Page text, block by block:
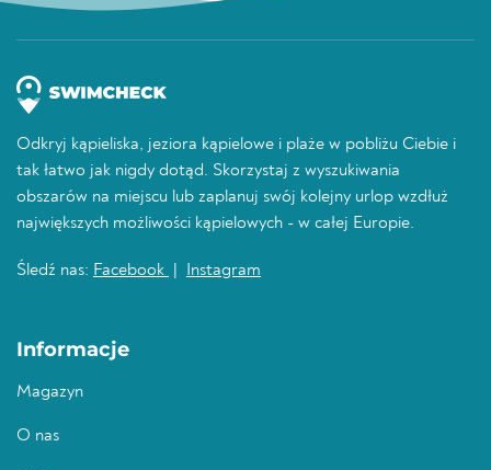
Odkryj kąpieliska, jeziora kąpielowe i plaże w pobliżu Ciebie i
tak łatwo jak nigdy dotąd. Skorzystaj z wyszukiwania
obszarów na miejscu lub zaplanuj swój kolejny urlop wzdłuż
największych możliwości kąpielowych - w całej Europie.
Śledź nas: Facebook Instagram
Informacje
Magazyn
O nas